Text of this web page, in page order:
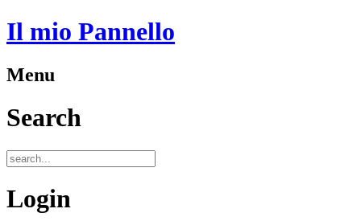
Il mio Pannello
Menu
Search
Login